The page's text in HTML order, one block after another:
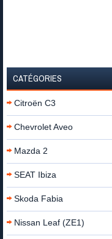
CATÉGORIES
Citroën C3
Chevrolet Aveo
Mazda 2
SEAT Ibiza
Skoda Fabia
Nissan Leaf (ZE1)